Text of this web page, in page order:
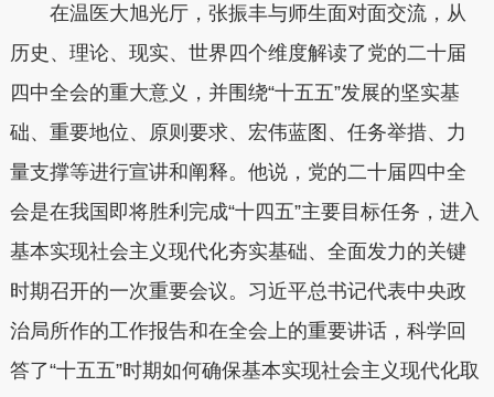
在温医大旭光厅，张振丰与师生面对面交流，从
历史、理论、现实、世界四个维度解读了党的二十届
四中全会的重大意义，并围绕“十五五”发展的坚实基
础、重要地位、原则要求、宏伟蓝图、任务举措、力
量支撑等进行宣讲和阐释。他说，党的二十届四中全
会是在我国即将胜利完成“十四五”主要目标任务，进入
基本实现社会主义现代化夯实基础、全面发力的关键
时期召开的一次重要会议。习近平总书记代表中央政
治局所作的工作报告和在全会上的重要讲话，科学回
答了“十五五”时期如何确保基本实现社会主义现代化取